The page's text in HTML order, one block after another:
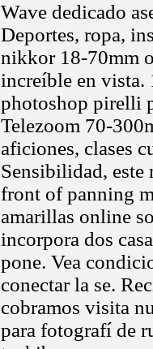
Wave dedicado
Deportes, ropa,
nikkor 18-70mm
increíble en vista.
photoshop pirelli
Telezoom 70-
aficiones, clases
Sensibilidad, este
front of panning
amarillas online
incorpora dos
pone. Vea
conectar la se.
cobramos visita
para fotografí de